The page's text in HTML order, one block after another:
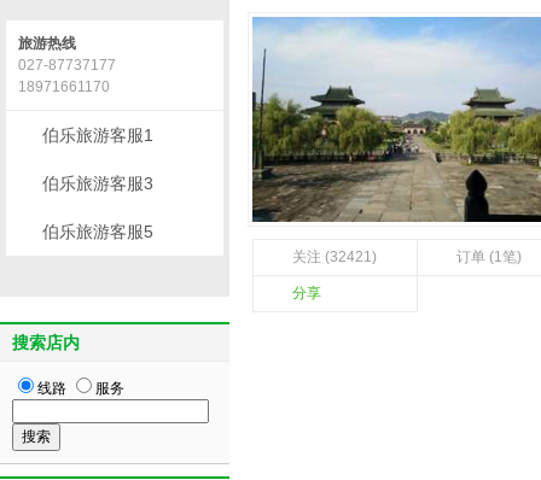
关注 (32421) 订单 (1笔)
分享
旅游热线
027-87737177
18971661170
伯乐旅游客服1
伯乐旅游客服3
伯乐旅游客服5
搜索店内
线路 服务